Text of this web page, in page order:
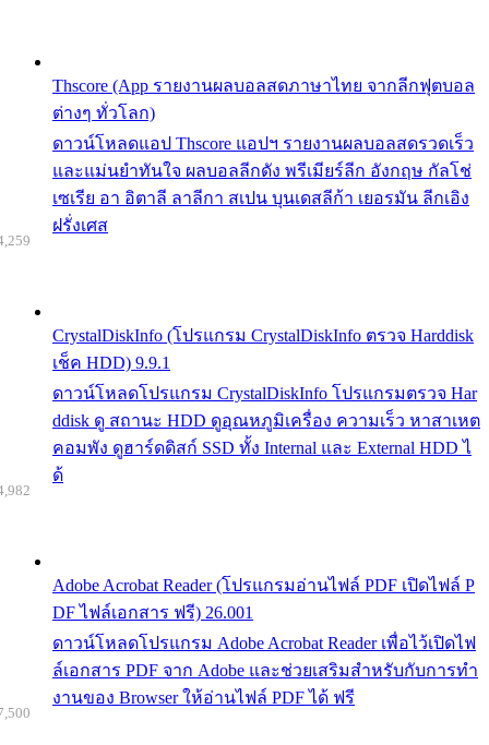
Thscore (App รายงานผลบอลสดภาษาไทย จากลีกฟุตบอล
ต่างๆ ทั่วโลก)
ดาวน์โหลดแอป Thscore แอปฯ รายงานผลบอลสดรวดเร็ว
และแม่นยำทันใจ ผลบอลลีกดัง พรีเมียร์ลีก อังกฤษ กัลโช่
เซเรีย อา อิตาลี ลาลีกา สเปน บุนเดสลีก้า เยอรมัน ลีกเอิง
ฝรั่งเศส
CrystalDiskInfo (โปรแกรม CrystalDiskInfo ตรวจ Harddisk
เช็ค HDD) 9.9.1
ดาวน์โหลดโปรแกรม CrystalDiskInfo โปรแกรมตรวจ Har
ddisk ดู สถานะ HDD ดูอุณหภูมิเครื่อง ความเร็ว หาสาเหต
คอมพัง ดูฮาร์ดดิสก์ SSD ทั้ง Internal และ External HDD ไ
ด้
Adobe Acrobat Reader (โปรแกรมอ่านไฟล์ PDF เปิดไฟล์ P
DF ไฟล์เอกสาร ฟรี) 26.001
ดาวน์โหลดโปรแกรม Adobe Acrobat Reader เพื่อไว้เปิดไฟ
ล์เอกสาร PDF จาก Adobe และช่วยเสริมสำหรับกับการทำ
งานของ Browser ให้อ่านไฟล์ PDF ได้ ฟรี